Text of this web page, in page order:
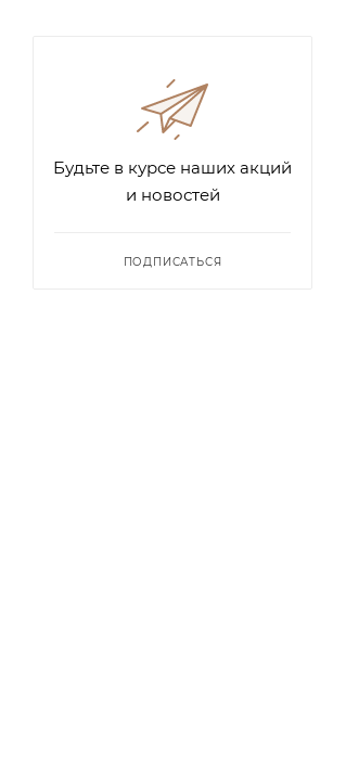
Будьте в курсе наших акций
и новостей
ПОДПИСАТЬСЯ